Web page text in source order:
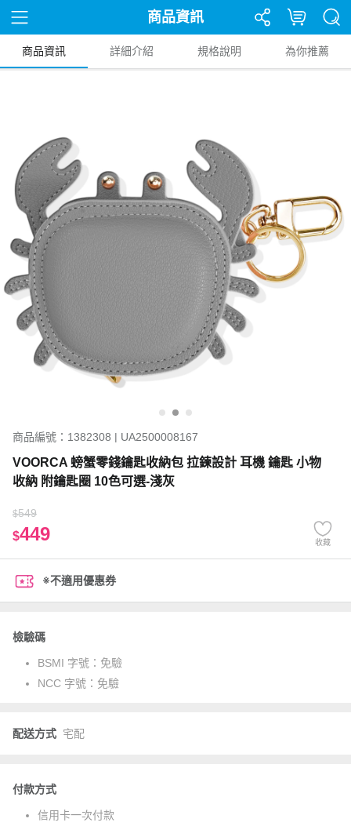
商品資訊
商品資訊 詳細介紹 規格說明 為你推薦
商品編號：1382308 | UA2500008167
VOORCA 螃蟹零錢鑰匙收納包 拉鍊設計 耳機 鑰匙 小物
收納 附鑰匙圈 10色可選-淺灰
$549
$449 收藏
※不適用優惠券
檢驗碼
BSMI 字號： 免驗
NCC 字號： 免驗
配送方式 宅配
付款方式
信用卡一次付款